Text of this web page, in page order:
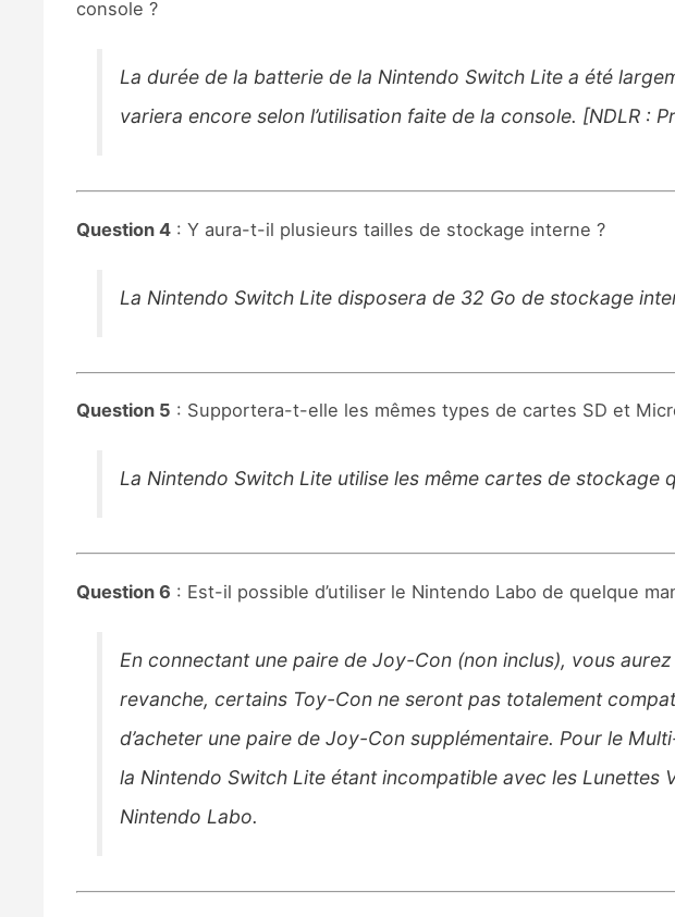
console ?
La durée de la batterie de la Nintendo Switch Lite a été
variera encore selon l’utilisation faite de la console. [NDLR :
Question 4: Y aura-t-il plusieurs tailles de stockage interne ?
La Nintendo Switch Lite disposera de 32 Go de stockage
Question 5 : Supportera-t-elle les mêmes types de cartes SD et
La Nintendo Switch Lite utilise les même cartes de stockage
Question 6 : Est-il possible d’utiliser le Nintendo Labo de quelque
En connectant une paire de Joy-Con (non inclus), vous
revanche, certains Toy-Con ne seront pas totalement
d’acheter une paire de Joy-Con supplémentaire. Pour le
la Nintendo Switch Lite étant incompatible avec les
Nintendo Labo.